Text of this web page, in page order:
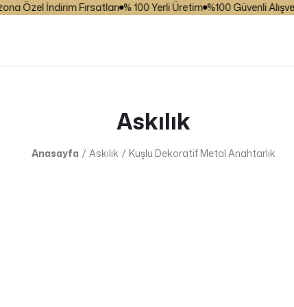
Özel İndirim Fırsatları % 100 Yerli Üretim %100 Güvenli Alışveriş
Askılık
Anasayfa Askılık Kuşlu Dekoratif Metal Anahtarlık